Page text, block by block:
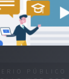
PÚBLICO